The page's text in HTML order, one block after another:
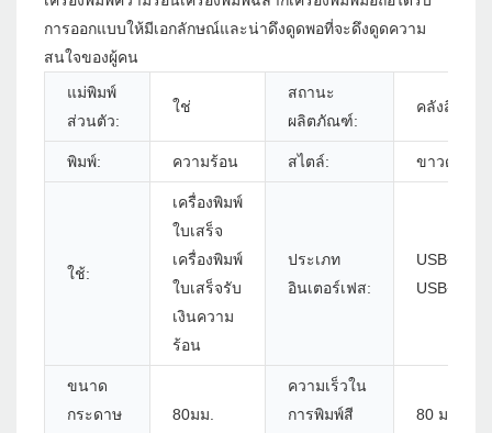
การออกแบบให้มีเอกลักษณ์และน่าดึงดูดพอที่จะดึงดูดความ
สนใจของผู้คน
แม่พิมพ์
ส่วนตัว:
ใช่
สถานะ
ผลิตภัณฑ์:
คลังสินค้า
พิมพ์: ความร้อน สไตล์: ขาวดำ
ใช้:
เครื่องพิมพ์
ใบเสร็จ
เครื่องพิมพ์
ใบเสร็จรับ
เงินความ
ร้อน
ประเภท
อินเตอร์เฟส:
USB+WiFi
ขนาด
กระดาษ
80มม.
ความเร็วใน
การพิมพ์สี
80 มม./s